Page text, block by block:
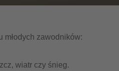
zawodników:
wiatr czy śnieg.